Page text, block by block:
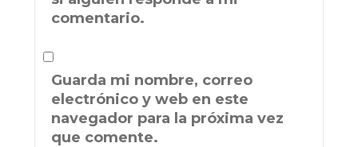
comentario.
Guarda mi nombre, correo
electrónico y web en este
navegador para la próxima vez
que comente.